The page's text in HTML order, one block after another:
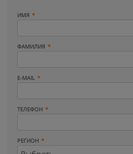
ИМЯ
ФАМИЛИЯ
E-MAIL
ТЕЛЕФОН
РЕГИОН